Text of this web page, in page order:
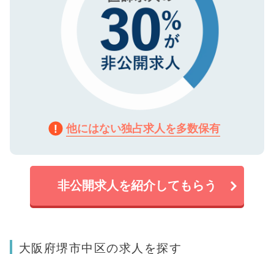
他にはない独占求人を多数保有
非公開求人を紹介してもらう
大阪府堺市中区の求人を探す